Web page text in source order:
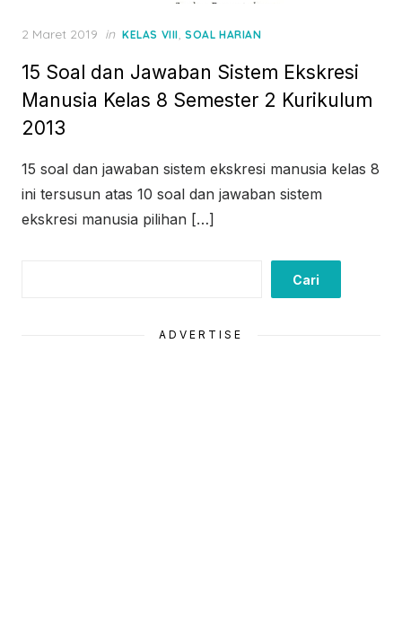
Posted
2 Maret 2019 in KELAS VIII, SOAL HARIAN
15 Soal dan Jawaban Sistem Ekskresi
Manusia Kelas 8 Semester 2 Kurikulum
2013
15 soal dan jawaban sistem ekskresi manusia kelas 8
ini tersusun atas 10 soal dan jawaban sistem
ekskresi manusia pilihan […]
Cari
ADVERTISE